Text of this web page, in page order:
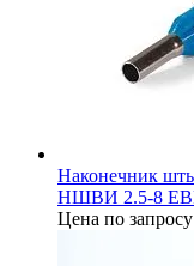
Наконечник
НШВИ 2.5-8
Цена по запросу